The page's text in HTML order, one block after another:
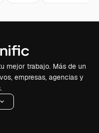
mejor trabajo. Más de un
empresas, agencias y